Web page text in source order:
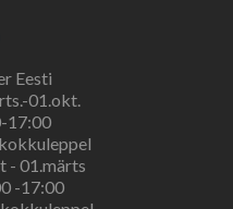
Eesti
01.okt.
17:00
- 01.märts
-17:00